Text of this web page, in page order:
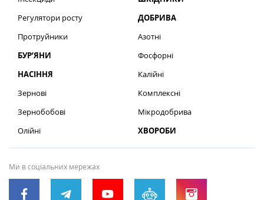
Регулятори росту
Протруйники
БУР’ЯНИ
НАСІННЯ
Зернові
Зернобобові
Олійні
ДОБРИВА
Азотні
Фосфорні
Калійні
Комплексні
Мікродобрива
ХВОРОБИ
Ми в соціальних мережах